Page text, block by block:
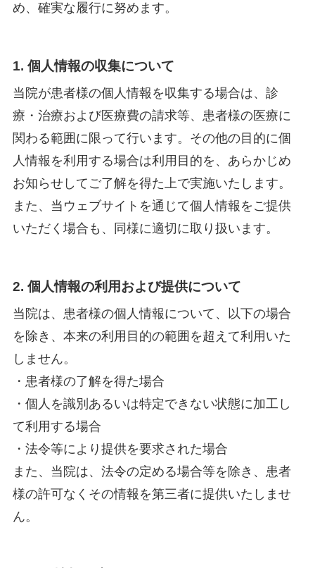
め、確実な履行に努めます。
1. 個人情報の収集について
当院が患者様の個人情報を収集する場合は、診
療・治療および医療費の請求等、患者様の医療に
関わる範囲に限って行います。その他の目的に個
人情報を利用する場合は利用目的を、あらかじめ
お知らせしてご了解を得た上で実施いたします。
また、当ウェブサイトを通じて個人情報をご提供
いただく場合も、同様に適切に取り扱います。
2. 個人情報の利用および提供について
当院は、患者様の個人情報について、以下の場合
を除き、本来の利用目的の範囲を超えて利用いた
しません。
・患者様の了解を得た場合
・個人を識別あるいは特定できない状態に加工し
て利用する場合
・法令等により提供を要求された場合
また、当院は、法令の定める場合等を除き、患者
様の許可なくその情報を第三者に提供いたしませ
ん。